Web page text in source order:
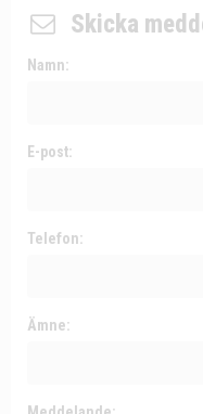
Skicka
Namn:
E-post:
Telefon:
Ämne: